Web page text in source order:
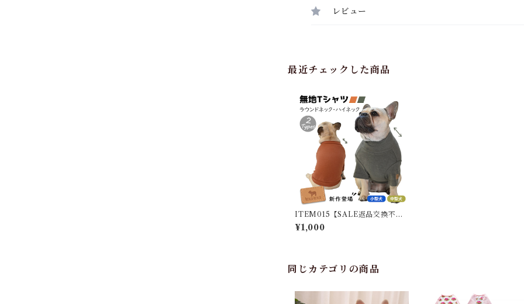
レビュー
最近チェックした商品
ITEM015【SALE返品交換不
可】】犬 服 秋 冬 半袖 Tシャツ
部屋着 トレーナー フレブル フレ
犬 大型犬 ルームウェア 冬服 秋冬
新作
¥1,000
同じカテゴリの商品